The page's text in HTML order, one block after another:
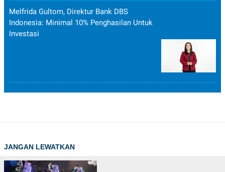
Melfrida Gultom, Direktur Bank DBS
Indonesia: Minimal 10% Penghasilan Untuk
Investasi
JANGAN LEWATKAN